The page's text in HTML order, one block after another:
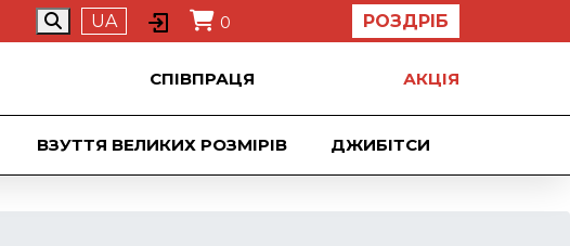
UA 0 РОЗДРІБ
СПІВПРАЦЯ АКЦIЯ
ВЗУТТЯ ВЕЛИКИХ РОЗМІРІВ ДЖИБIТСИ